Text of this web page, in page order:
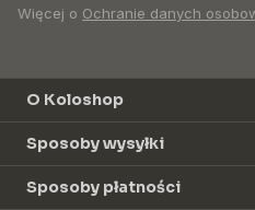
Więcej o Ochranie danych
O Koloshop
Sposoby wysyłki
Sposoby płatności